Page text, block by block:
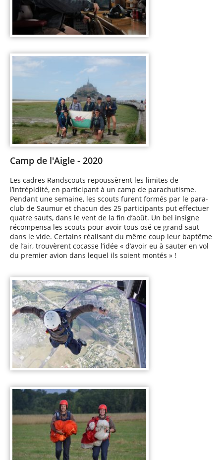
Camp de l'Aigle - 2020
Les cadres Randscouts repoussèrent les limites de
l’intrépidité, en participant à un camp de parachutisme.
Pendant une semaine, les scouts furent formés par le para-
club de Saumur et chacun des 25 participants put effectuer
quatre sauts, dans le vent de la fin d’août. Un bel insigne
récompensa les scouts pour avoir tous osé ce grand saut
dans le vide. Certains réalisant du même coup leur baptême
de l’air, trouvèrent cocasse l’idée « d’avoir eu à sauter en vol
du premier avion dans lequel ils soient montés » !